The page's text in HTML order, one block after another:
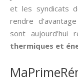
et les syndicats
rendre
sont aujourd’hui
thermiques et